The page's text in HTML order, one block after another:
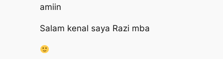
amiin
Salam kenal saya Razi mba